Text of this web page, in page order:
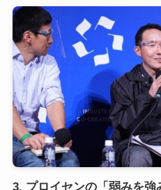
3. プロイセンの「弱みを強